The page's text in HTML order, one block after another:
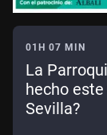
01H 07 MIN
La
hecho
Sevilla?